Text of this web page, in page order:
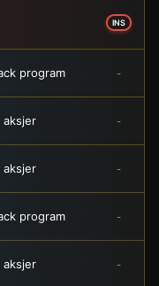
INS
program -
aksjer -
aksjer -
program -
aksjer -